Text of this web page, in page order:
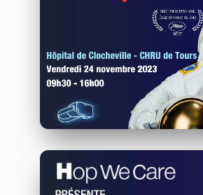
CRHU de Tours
24/11/2023